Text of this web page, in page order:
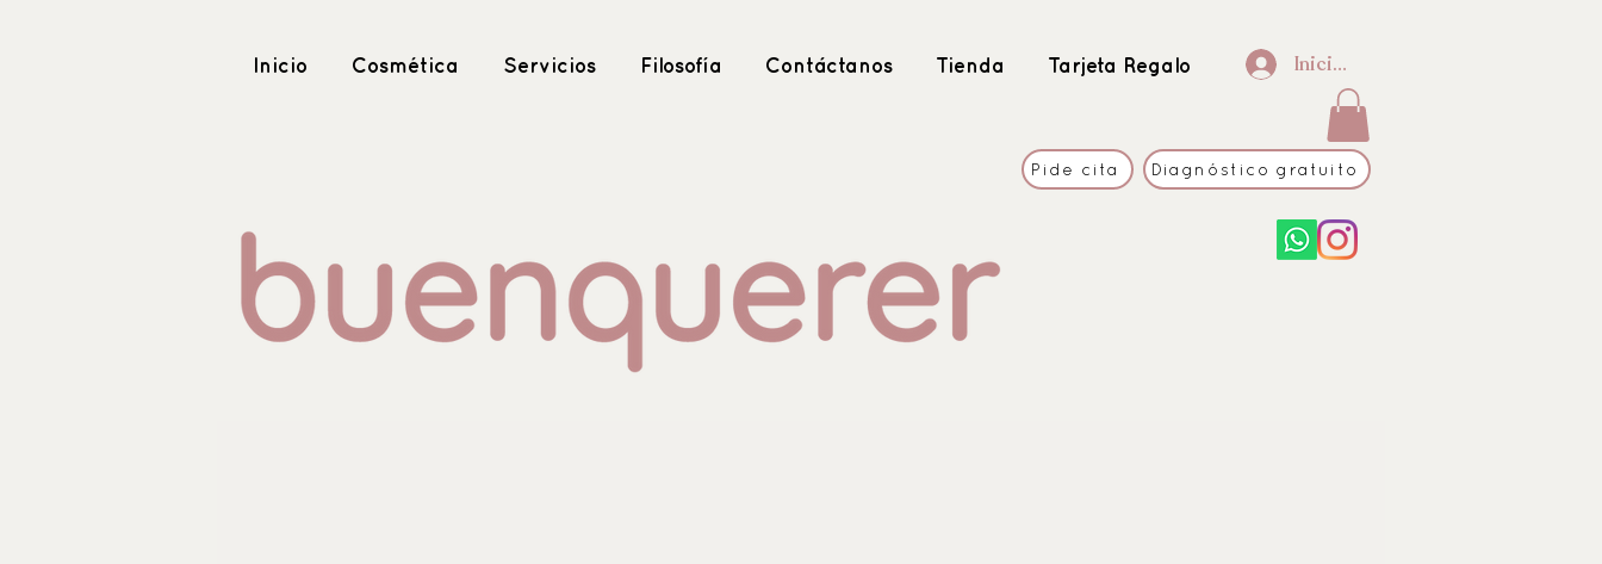
Inicio Cosmética Servicios Filosofía Contáctanos Tienda Tarjeta Regalo Iniciar sesión
Pide cita Diagnóstico gratuito